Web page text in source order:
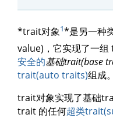
*trait对象1*是另一种
value)，它实现了一组
安全的基础trait(base
trait(auto traits)组成。
trait对象实现了基础
trait 的任何超类